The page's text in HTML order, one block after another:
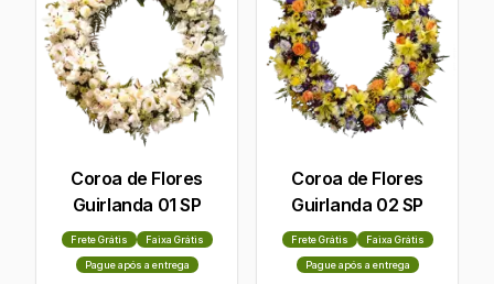
Coroa de Flores
Guirlanda 01 SP
Frete Grátis Faixa Grátis
Pague após a entrega
Coroa de Flores
Guirlanda 02 SP
Frete Grátis Faixa Grátis
Pague após a entrega